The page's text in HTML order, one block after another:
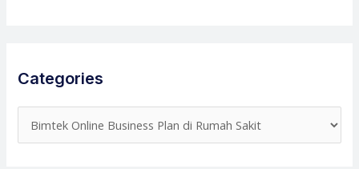
Categories
a